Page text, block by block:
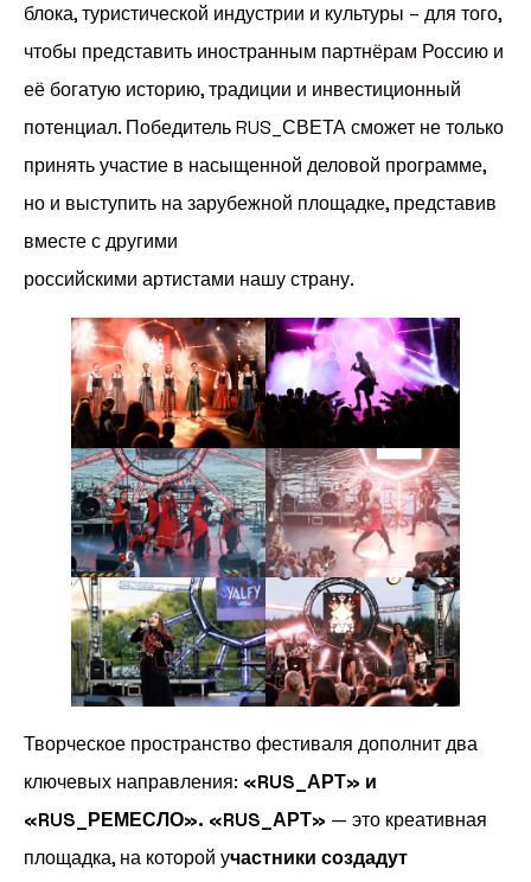
блока, туристической индустрии и культуры – для того,
чтобы представить иностранным партнёрам Россию и
её богатую историю, традиции и инвестиционный
потенциал. Победитель RUS_СВЕТА сможет не только
принять участие в насыщенной деловой программе,
но и выступить на зарубежной площадке, представив
вместе с другими
российскими артистами нашу страну.
Творческое пространство фестиваля дополнит два
ключевых направления: «RUS_АРТ» и
«RUS_РЕМЕСЛО». «RUS_АРТ» — это креативная
площадка, на которой участники создадут